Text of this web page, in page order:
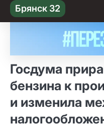
Skip
to content
Брянск 32
Госдума
бензина к
и изменила